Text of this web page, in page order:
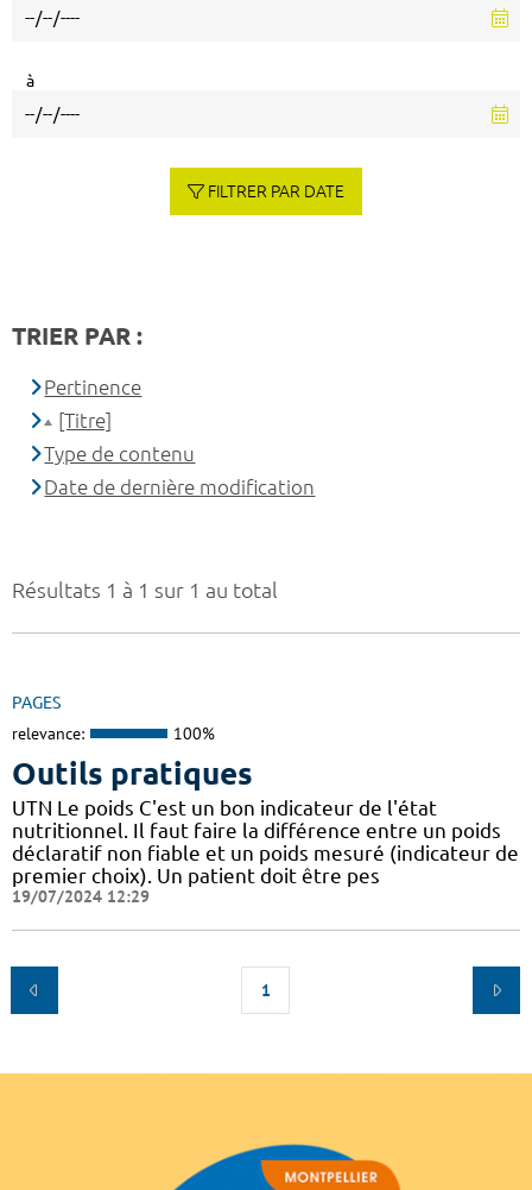
Résultats 1 à 1 sur 1 au total
PAGES
relevance: 100%
Outils pratiques
UTN Le poids C'est un bon indicateur de l'état
nutritionnel. Il faut faire la différence entre un poids
déclaratif non fiable et un poids mesuré (indicateur de
premier choix). Un patient doit être pes
19/07/2024 12:29
1
à
FILTRER PAR DATE
TRIER PAR :
Pertinence
[Titre]
Type de contenu
Date de dernière modification